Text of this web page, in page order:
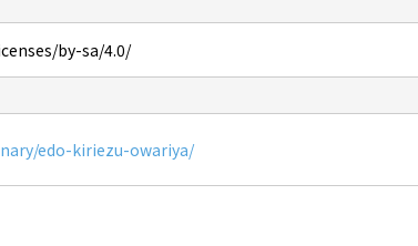
by-sa/4.0/
edo-kiriezu-owariya/